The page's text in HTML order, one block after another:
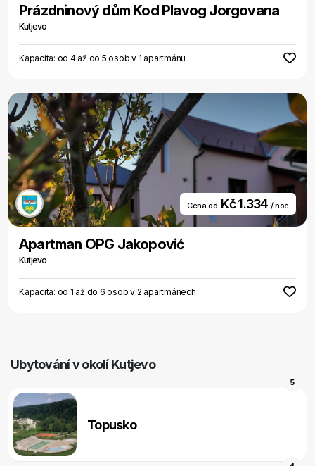
Prázdninový dům Kod Plavog Jorgovana
Kutjevo
Kapacita: od 4 až do 5 osob v 1 apartmánu
Cena od Kč 1.334 / noc
Apartman OPG Jakopović
Kutjevo
Kapacita: od 1 až do 6 osob v 2 apartmánech
Ubytování v okolí Kutjevo
Topusko
5